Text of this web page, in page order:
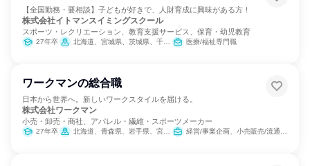
【全国勤務・要相談】子どもが好きで、人財育成に興味がある方！
株式会社イトマンスイミングスクール
スポーツ・レクリエーション、教育支援サービス、保育・幼児教育
27年卒 北海道、宮城県、茨城県、千葉県、東京都、神奈川県、静岡県、愛知県、三重県、京都府、大阪府、兵庫県、奈良県、福岡県 医療/福祉専門職
ワークマンの総合職
日本から世界へ。新しいワークスタイルを届ける。
株式会社ワークマン
小売・卸売・商社、アパレル・繊維・スポーツメーカー
27年卒 北海道、青森県、岩手県、宮城県、秋田県、山形県、福島県、茨城県、栃木県、群馬県、埼玉県、千葉県、東京都、神奈川県、新潟県、富山県、石川県、福井県、山梨県、長野県、岐阜県、静岡県、愛知県、三重県、滋賀県、京都府、大阪府、兵庫県、奈良県、和歌山県、鳥取県、島根県、岡山県、広島県、山口県、徳島県、香川県、愛媛県、高知県、福岡県、佐賀県、長崎県、熊本県、大分県、宮崎県、鹿児島県、沖縄県 経営/事業企画、小売販売/流通、人事、広報/IR、商品企画、マーケティング・広告・宣伝